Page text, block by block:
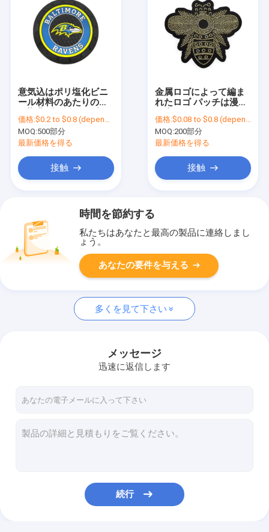
意気込はポリ塩化ビニ
ール材料のあたりのポ
製 パッチを浮彫りにし
た
価格:$0.2 to $0.8 (depends on the design and order quantity)
MOQ:500部分
最新価格を得る
接触
金属ロゴによって編ま
れたロゴ パッチは漫画
イズした
価格:$0.08 to $0.8 (depends on the design and order quantity)
MOQ:200部分
最新価格を得る
接触
時間を節約する
私たちはあなたと最高の製品に連絡しまし
ょう。
あなたの要件を与える
多くを見て下さい
メッセージ
迅速に返信します
続行